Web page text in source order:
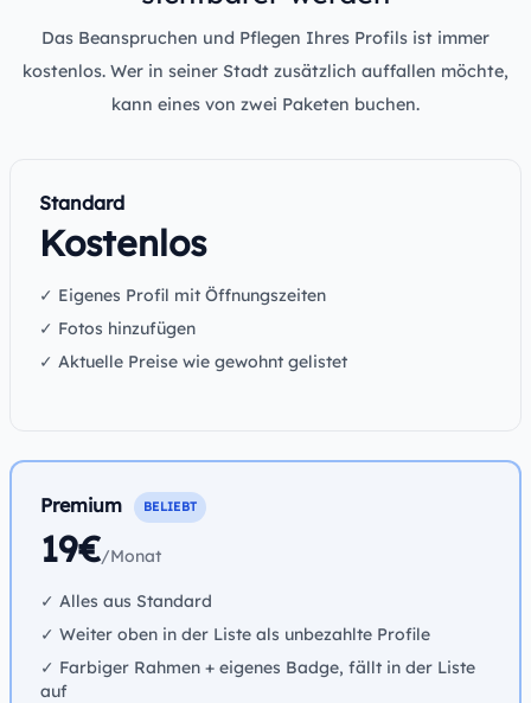
Das Beanspruchen und Pflegen Ihres Profils ist immer
kostenlos. Wer in seiner Stadt zusätzlich auffallen möchte,
kann eines von zwei Paketen buchen.
Standard
Kostenlos
✓ Eigenes Profil mit Öffnungszeiten
✓ Fotos hinzufügen
✓ Aktuelle Preise wie gewohnt gelistet
Premium BELIEBT
19€/Monat
✓ Alles aus Standard
✓ Weiter oben in der Liste als unbezahlte Profile
✓ Farbiger Rahmen + eigenes Badge, fällt in der Liste
auf